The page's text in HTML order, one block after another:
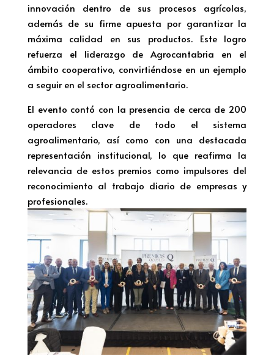
innovación dentro de sus procesos agrícolas,
además de su firme apuesta por garantizar la
máxima calidad en sus productos. Este logro
refuerza el liderazgo de Agrocantabria en el
ámbito cooperativo, convirtiéndose en un ejemplo
a seguir en el sector agroalimentario.
El evento contó con la presencia de cerca de 200
operadores clave de todo el sistema
agroalimentario, así como con una destacada
representación institucional, lo que reafirma la
relevancia de estos premios como impulsores del
reconocimiento al trabajo diario de empresas y
profesionales.